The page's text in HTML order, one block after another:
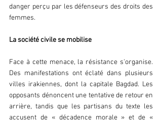
danger perçu par les défenseurs des droits des
femmes.
La société civile se mobilise
Face à cette menace, la résistance s'organise.
Des manifestations ont éclaté dans plusieurs
villes irakiennes, dont la capitale Bagdad. Les
opposants dénoncent une tentative de retour en
arrière, tandis que les partisans du texte les
accusent de « décadence morale » et de «